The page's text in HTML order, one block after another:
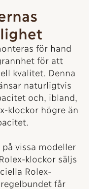
för hand
för att
kvalitet. Denna
naturligtvis
och, ibland,
klockor högre än
vissa modeller
klockor säljs
Rolex-
får